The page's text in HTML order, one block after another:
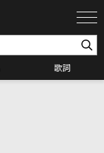
歌詞